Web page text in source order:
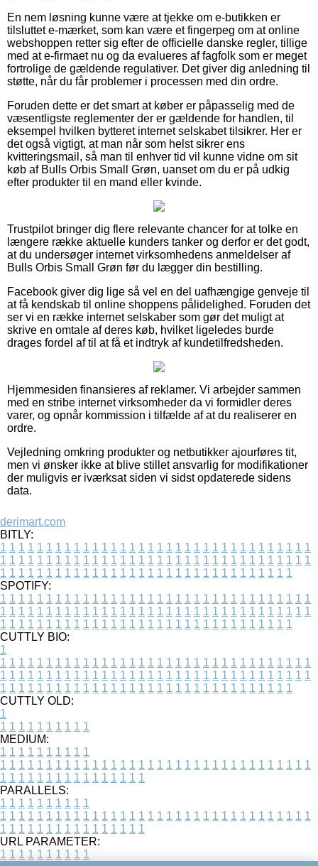
En nem løsning kunne være at tjekke om e-butikken er
tilsluttet e-mærket, som kan være et fingerpeg om at online
webshoppen retter sig efter de officielle danske regler, tillige
med at e-firmaet nu og da evalueres af fagfolk som er meget
fortrolige de gældende regulativer. Det giver dig anledning til
støtte, når du får problemer i processen med din ordre.
Foruden dette er det smart at køber er påpasselig med de
væsentligste reglementer der er gældende for handlen, til
eksempel hvilken bytteret internet selskabet tilsikrer. Her er
det også vigtigt, at man når som helst sikrer ens
kvitteringsmail, så man til enhver tid vil kunne vidne om sit
køb af Bulls Orbis Small Grøn, uanset om du er på udkig
efter produkter til en mand eller kvinde.
Trustpilot bringer dig flere relevante chancer for at tolke en
længere række aktuelle kunders tanker og derfor er det godt,
at du undersøger internet virksomhedens anmeldelser af
Bulls Orbis Small Grøn før du lægger din bestilling.
Facebook giver dig lige så vel en del uafhængige genveje til
at få kendskab til online shoppens pålidelighed. Foruden det
ser vi en række internet selskaber som gør det muligt at
skrive en omtale af deres køb, hvilket ligeledes burde
drages fordel af til at få et indtryk af kundetilfredsheden.
Hjemmesiden finansieres af reklamer. Vi arbejder sammen
med en stribe internet virksomheder da vi formidler deres
varer, og opnår kommission i tilfælde af at du realiserer en
ordre.
Vejledning omkring produkter og netbutikker ajourføres tit,
men vi ønsker ikke at blive stillet ansvarlig for modifikationer
der muligvis er iværksat siden vi sidst opdaterede sidens
data.
derimart.com
BITLY:
1 1 1 1 1 1 1 1 1 1 1 1 1 1 1 1 1 1 1 1 1 1 1 1 1 1 1 1 1 1 1 1 1 1
1 1 1 1 1 1 1 1 1 1 1 1 1 1 1 1 1 1 1 1 1 1 1 1 1 1 1 1 1 1 1 1 1 1
1 1 1 1 1 1 1 1 1 1 1 1 1 1 1 1 1 1 1 1 1 1 1 1 1 1 1 1 1 1 1 1
SPOTIFY:
1 1 1 1 1 1 1 1 1 1 1 1 1 1 1 1 1 1 1 1 1 1 1 1 1 1 1 1 1 1 1 1 1 1
1 1 1 1 1 1 1 1 1 1 1 1 1 1 1 1 1 1 1 1 1 1 1 1 1 1 1 1 1 1 1 1 1 1
1 1 1 1 1 1 1 1 1 1 1 1 1 1 1 1 1 1 1 1 1 1 1 1 1 1 1 1 1 1 1 1
CUTTLY BIO:
1
1 1 1 1 1 1 1 1 1 1 1 1 1 1 1 1 1 1 1 1 1 1 1 1 1 1 1 1 1 1 1 1 1 1
1 1 1 1 1 1 1 1 1 1 1 1 1 1 1 1 1 1 1 1 1 1 1 1 1 1 1 1 1 1 1 1 1 1
1 1 1 1 1 1 1 1 1 1 1 1 1 1 1 1 1 1 1 1 1 1 1 1 1 1 1 1 1 1 1 1
CUTTLY OLD:
1
1 1 1 1 1 1 1 1 1 1
MEDIUM:
1 1 1 1 1 1 1 1 1 1
1 1 1 1 1 1 1 1 1 1 1 1 1 1 1 1 1 1 1 1 1 1 1 1 1 1 1 1 1 1 1 1 1 1
1 1 1 1 1 1 1 1 1 1 1 1 1 1 1 1
PARALLELS:
1 1 1 1 1 1 1 1 1 1
1 1 1 1 1 1 1 1 1 1 1 1 1 1 1 1 1 1 1 1 1 1 1 1 1 1 1 1 1 1 1 1 1 1
1 1 1 1 1 1 1 1 1 1 1 1 1 1 1 1
URL PARAMETER:
1 1 1 1 1 1 1 1 1 1